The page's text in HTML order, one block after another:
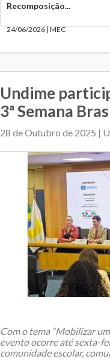
Recomposição...
24/06/2026 | MEC
Undime
3ª Semana
28 de Outubro de 2025 |
Com o tema “Mobilizar
evento ocorre até sexta-
comunidade escolar,